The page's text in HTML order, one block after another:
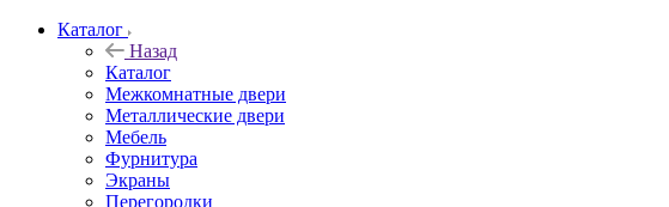
Каталог
Назад
Каталог
Межкомнатные двери
Металлические двери
Мебель
Фурнитура
Экраны
Перегородки